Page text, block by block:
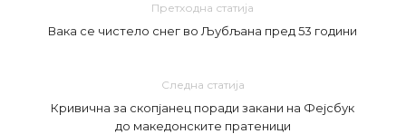
Претходна статија
Вака се чистело снег во Љубљана пред 53 години
Следна статија
Кривична за скопјанец поради закани на Фејсбук
до македонските пратеници